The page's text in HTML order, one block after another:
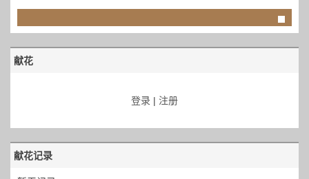
献花
登录 | 注册
献花记录